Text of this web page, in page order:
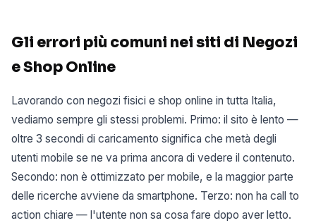
Gli errori più comuni nei siti di Negozi
e Shop Online
Lavorando con negozi fisici e shop online in tutta Italia,
vediamo sempre gli stessi problemi. Primo: il sito è lento —
oltre 3 secondi di caricamento significa che metà degli
utenti mobile se ne va prima ancora di vedere il contenuto.
Secondo: non è ottimizzato per mobile, e la maggior parte
delle ricerche avviene da smartphone. Terzo: non ha call to
action chiare — l'utente non sa cosa fare dopo aver letto.